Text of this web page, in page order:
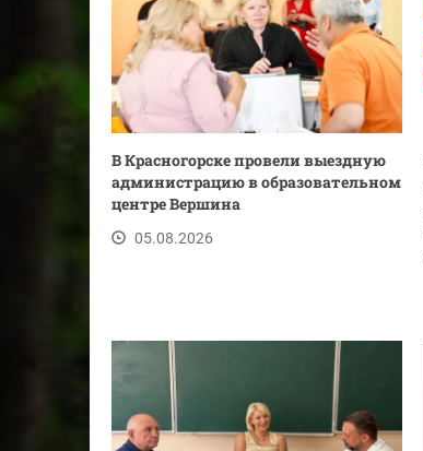
В Красногорске провели выездную
администрацию в образовательном
центре Вершина
05.08.2026